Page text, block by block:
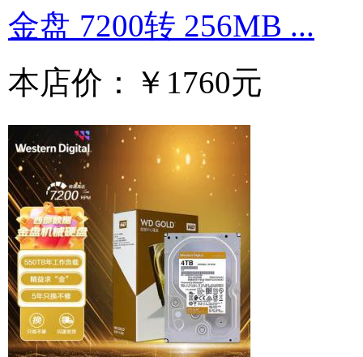
金盘 7200转 256MB ...
本店价：
￥1760元